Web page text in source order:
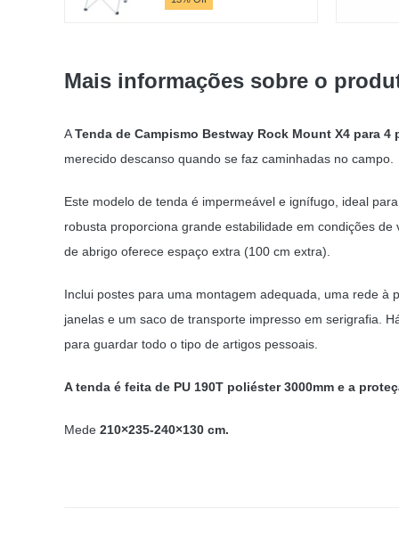
18,34 €.
15,95 €.
Mais informações sobre o
ATenda de Campismo Bestway Rock Mount X4 para 4
merecido descanso quando se faz caminhadas no campo.
Este modelo de tenda é impermeável e ignífugo, ideal
robusta proporciona grande estabilidade em condições
de abrigo oferece espaço extra (100 cm extra).
Inclui postes para uma montagem adequada, uma rede à
janelas e um saco de transporte impresso em serigrafia.
para guardar todo o tipo de artigos pessoais.
A tenda é feita de PU 190T poliéster 3000mm e a
Mede 210×235-240×130 cm.